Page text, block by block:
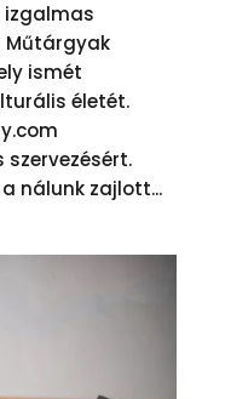
izgalmas
Műtárgyak
ismét
életét.
nálunk zajlott...